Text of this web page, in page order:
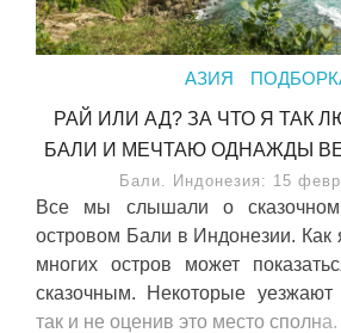
АЗИЯ
РАЙ ИЛИ АД? ЗА ЧТО Я ТАК
БАЛИ И МЕЧТАЮ ОДНАЖДЫ
Бали. Индонезия: 15
Все мы слышали о
островом Бали в Индонезии. Как
многих остров может
сказочным. Некоторые уезжают
так и не оценив это место сполна.